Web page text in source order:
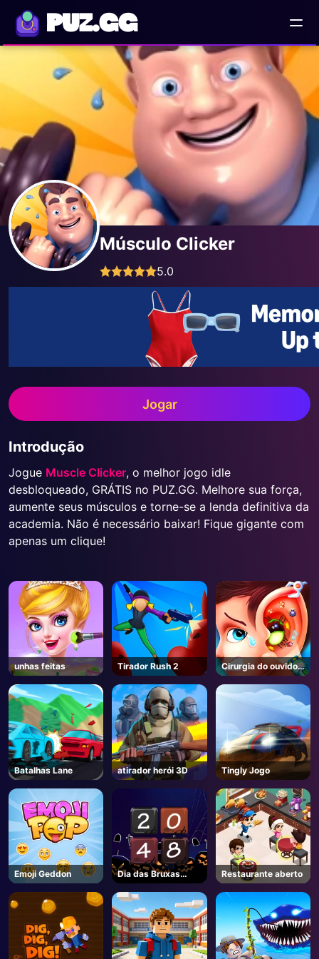
PUZ.GG
Músculo Clicker
5.0
Jogar
Introdução
Jogue Muscle Clicker, o melhor jogo idle
desbloqueado, GRÁTIS no PUZ.GG. Melhore sua força,
aumente seus músculos e torne-se a lenda definitiva da
academia. Não é necessário baixar! Fique gigante com
apenas um clique!
unhas feitas Tirador Rush 2
Cirurgia do ouvido
engraçado 2
Batalhas Lane atirador herói 3D Tingly Jogo
Emoji Geddon
Dia das Bruxas
2048
Restaurante aberto